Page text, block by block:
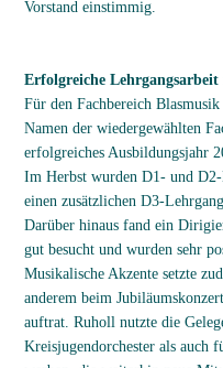
Vorstand einstimmig.
Erfolgreiche
Für den Fachbereich
Namen der wiedergewählten
erfolgreiches Ausbildungsjahr
Im Herbst wurden D1- und
einen zusätzlichen D3-
Darüber hinaus fand ein
gut besucht und wurden sehr
Musikalische Akzente setzte
anderem beim
auftrat. Ruholl nutzte die
Kreisjugendorchester als auch